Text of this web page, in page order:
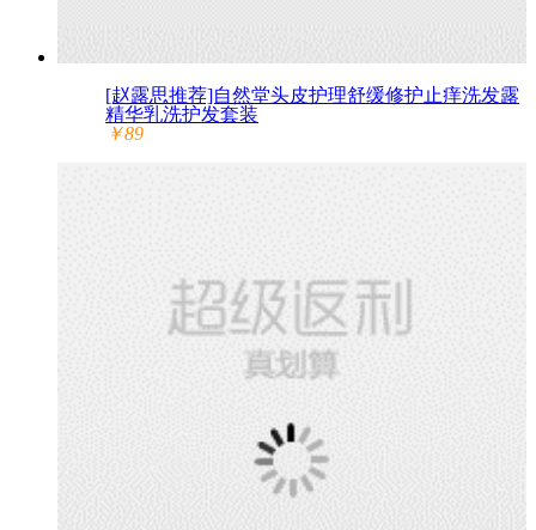
[赵露思推荐]自然堂头皮护理舒缓修护止痒洗发露
精华乳洗护发套装
￥89